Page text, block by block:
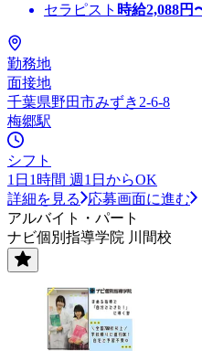
セラピスト 時給2,088円
勤務地
面接地
千葉県野田市みずき2-6-8
梅郷駅
シフト
1日1時間 週1日からOK
詳細を見る
応募画面に進む
アルバイト・パート
ナビ個別指導学院 川間校